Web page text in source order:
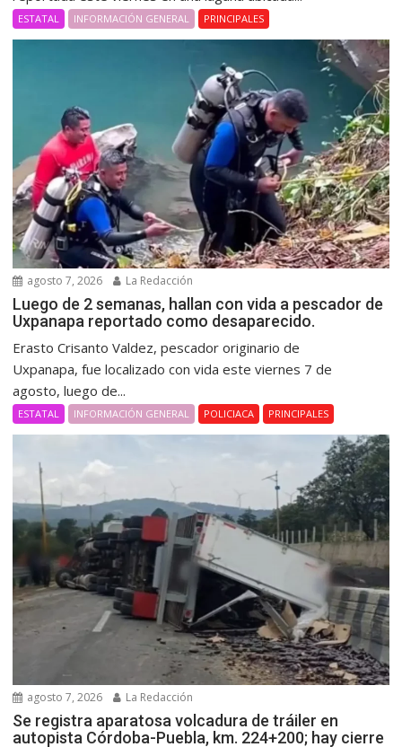
ESTATAL INFORMACIÓN GENERAL PRINCIPALES
agosto 7, 2026 La Redacción
Luego de 2 semanas, hallan con vida a pescador de
Uxpanapa reportado como desaparecido.
Erasto Crisanto Valdez, pescador originario de
Uxpanapa, fue localizado con vida este viernes 7 de
agosto, luego de...
ESTATAL INFORMACIÓN GENERAL POLICIACA PRINCIPALES
agosto 7, 2026 La Redacción
Se registra aparatosa volcadura de tráiler en
autopista Córdoba-Puebla, km. 224+200; hay cierre